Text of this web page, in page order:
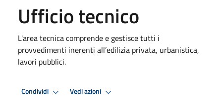
Ufficio tecnico
L'area tecnica comprende e gestisce tutti i
provvedimenti inerenti all’edilizia privata, urbanistica,
lavori pubblici.
Condividi Vedi azioni